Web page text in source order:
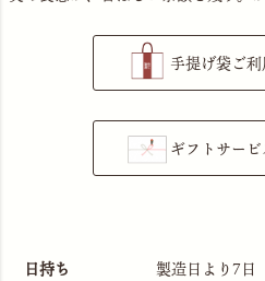
手提げ袋ご
ギフトサー
日持ち 製造日より7日